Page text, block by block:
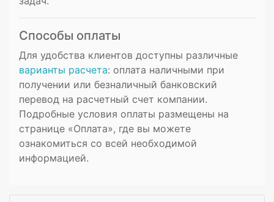
Способы оплаты
Для удобства клиентов доступны различные
варианты расчета: оплата наличными при
получении или безналичный банковский
перевод на расчетный счет компании.
Подробные условия оплаты размещены на
странице «Оплата», где вы можете
ознакомиться со всей необходимой
информацией.